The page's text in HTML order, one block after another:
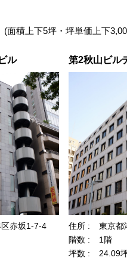
(面積上下5坪・坪単価上下